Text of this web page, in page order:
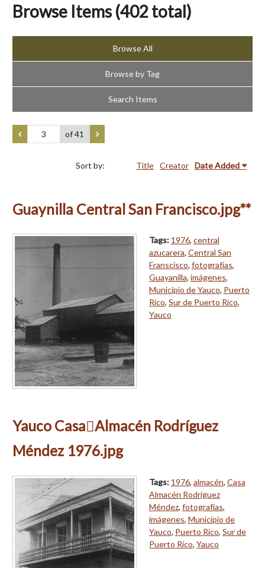
Browse Items (402 total)
Browse All
Browse by Tag
Search Items
of 41
Sort by: Title Creator Date Added
Guaynilla Central San Francisco.jpg**
Tags: 1976, central
azucarera, Central San
Franscisco, fotografías,
Guayanilla, imágenes,
Municipio de Yauco, Puerto
Rico, Sur de Puerto Rico,
Yauco
Yauco CasaAlmacén Rodríguez
Méndez 1976.jpg
Tags: 1976, almacén, Casa
Almacén Rodríguez
Méndez, fotografías,
imágenes, Municipio de
Yauco, Puerto Rico, Sur de
Puerto Rico, Yauco